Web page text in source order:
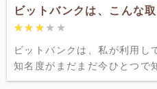
ビットバンクは、こんな取
★★★★★
★★★★★
ビットバンクは、私が利用し
知名度がまだまだ今ひとつで